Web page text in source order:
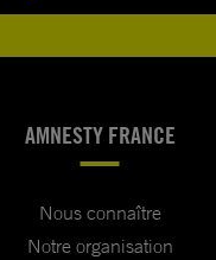
AMNESTY FRANCE
Nous connaître
Notre organisation